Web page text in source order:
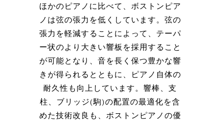
ほかのピアノに比べて、ボストンピア
ノは弦の張力を低くしています。弦の
張力を軽減することによって、テーパ
ー状のより大きい響板を採用すること
が可能となり、音を長く保つ豊かな響
きが得られるとともに、ピアノ自体の
耐久性も向上しています。響棒、支
柱、ブリッジ(駒)の配置の最適化を含
めた技術改良も、ボストンピアノの優